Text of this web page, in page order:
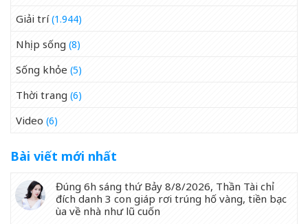
Giải trí(1.944)
Nhịp sống (8)
Sống khỏe (5)
Thời trang (6)
Video (6)
Bài viết mới nhất
Đúng 6h sáng thứ Bảy 8/8/2026, Thần Tài chỉ
đích danh 3 con giáp rơi trúng hố vàng, tiền bạc
ùa về nhà như lũ cuốn